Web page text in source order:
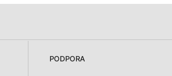
PODPORA